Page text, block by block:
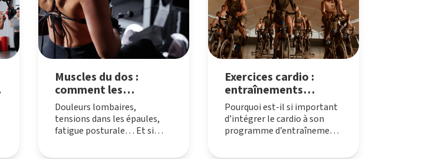
Muscles du dos :
comment les
renforcer et prévenir
les douleurs
Douleurs lombaires,
tensions dans les épaules,
fatigue posturale… Et si
Exercices cardio :
entraînements
efficaces
Pourquoi est-il si important
d’intégrer le cardio à son
programme d’entraînement